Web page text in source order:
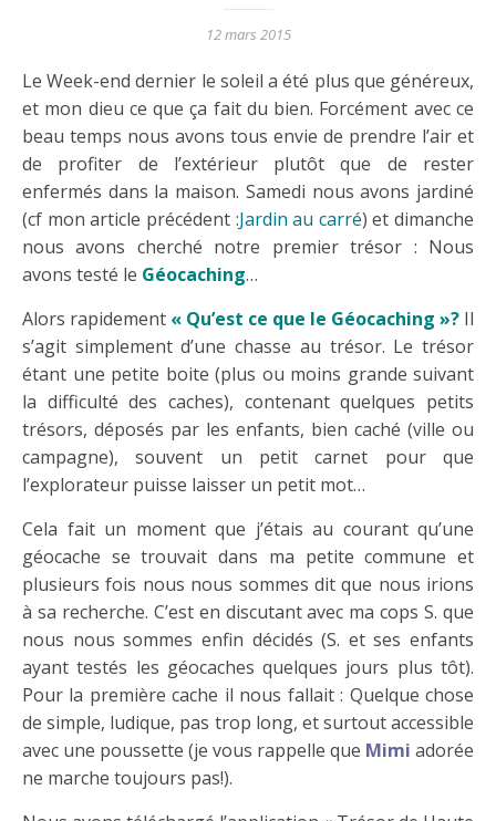
12 mars 2015
Le Week-end dernier le soleil a été plus que généreux,
et mon dieu ce que ça fait du bien. Forcément avec ce
beau temps nous avons tous envie de prendre l’air et
de profiter de l’extérieur plutôt que de rester
enfermés dans la maison. Samedi nous avons jardiné
(cf mon article précédent :Jardin au carré) et dimanche
nous avons cherché notre premier trésor : Nous
avons testé le Géocaching…
Alors rapidement « Qu’est ce que le Géocaching »? Il
s’agit simplement d’une chasse au trésor. Le trésor
étant une petite boite (plus ou moins grande suivant
la difficulté des caches), contenant quelques petits
trésors, déposés par les enfants, bien caché (ville ou
campagne), souvent un petit carnet pour que
l’explorateur puisse laisser un petit mot…
Cela fait un moment que j’étais au courant qu’une
géocache se trouvait dans ma petite commune et
plusieurs fois nous nous sommes dit que nous irions
à sa recherche. C’est en discutant avec ma cops S. que
nous nous sommes enfin décidés (S. et ses enfants
ayant testés les géocaches quelques jours plus tôt).
Pour la première cache il nous fallait : Quelque chose
de simple, ludique, pas trop long, et surtout accessible
avec une poussette (je vous rappelle que Mimi adorée
ne marche toujours pas!).